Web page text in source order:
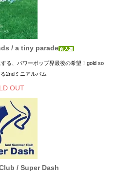
/ a tiny parade
る、パワーポップ界最後の希望！gold so
2ndミニアルバム
OUT
/ Super Dash